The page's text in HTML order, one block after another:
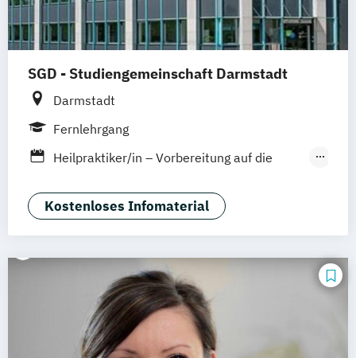
SGD - Studiengemeinschaft Darmstadt
Darmstadt
Fernlehrgang
Heilpraktiker/in – Vorbereitung auf die
Phytotherapie - Heilpflanzen kompetent
anwenden
amtsärztliche Prüfung nach dem
Heilpraktikergesetz
Tierheilpraktiker
Kostenloses Infomaterial